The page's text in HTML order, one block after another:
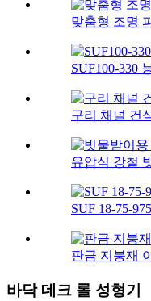
맞춤형 조명
SUF100-330
구리 채널 건
유압식 강철
SUF 18-75-
판금 지붕재
바닥 데크 롤 성형기